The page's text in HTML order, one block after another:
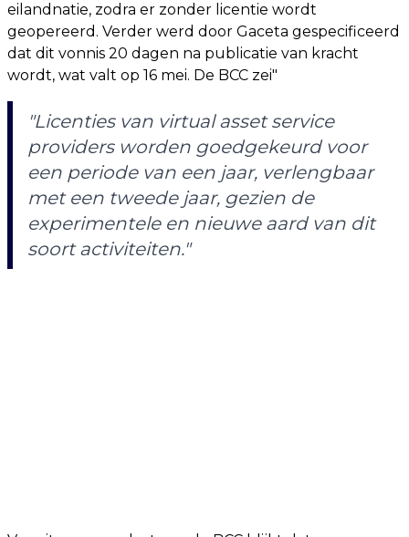
eilandnatie, zodra er zonder licentie wordt
geopereerd. Verder werd door Gaceta gespecificeerd
dat dit vonnis 20 dagen na publicatie van kracht
wordt, wat valt op 16 mei. De BCC zei"
"Licenties van virtual asset service
providers worden goedgekeurd voor
een periode van een jaar, verlengbaar
met een tweede jaar, gezien de
experimentele en nieuwe aard van dit
soort activiteiten."